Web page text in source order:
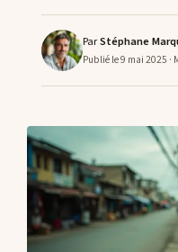
EXPATRIATION
BLOG
CONTACTS
ParStéphane
Publié le 9 mai 2025 ·